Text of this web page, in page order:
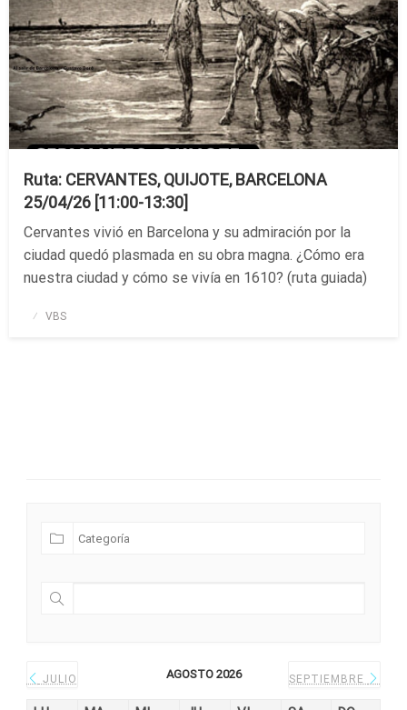
Ruta: CERVANTES, QUIJOTE, BARCELONA
25/04/26 [11:00-13:30]
Cervantes vivió en Barcelona y su admiración por la
ciudad quedó plasmada en su obra magna. ¿Cómo era
nuestra ciudad y cómo se vivía en 1610? (ruta guiada)
Publicado
VBS
JULIO AGOSTO 2026 SEPTIEMBRE